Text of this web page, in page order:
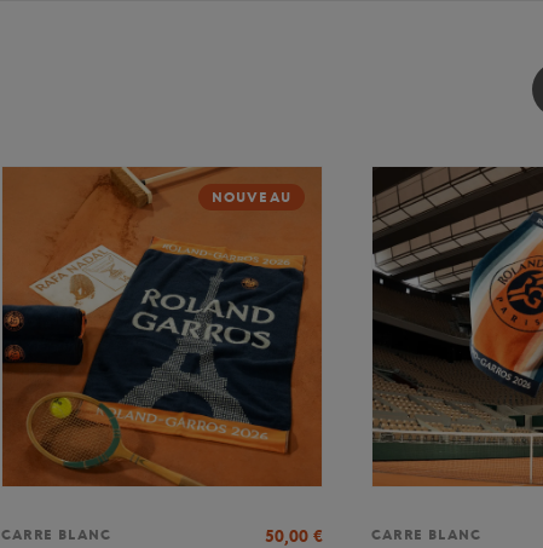
NOUVEAU
CARRE BLANC 50,00 €
CARRE BLANC